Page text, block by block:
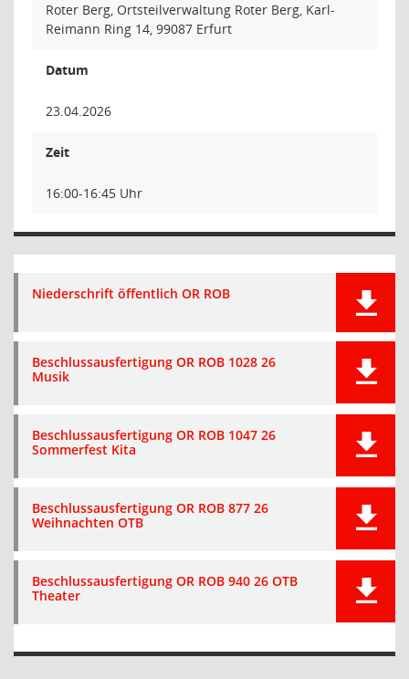
Roter Berg, Ortsteilverwaltung Roter Berg, Karl-
Reimann Ring 14, 99087 Erfurt
Datum
23.04.2026
Zeit
16:00-16:45 Uhr
Niederschrift öffentlich OR ROB
Beschlussausfertigung OR ROB 1028 26
Musik
Beschlussausfertigung OR ROB 1047 26
Sommerfest Kita
Beschlussausfertigung OR ROB 877 26
Weihnachten OTB
Beschlussausfertigung OR ROB 940 26 OTB
Theater